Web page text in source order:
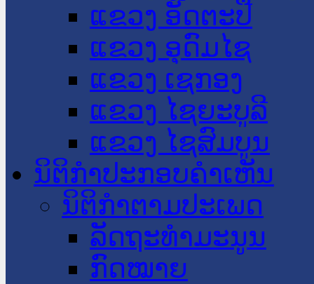
ແຂວງ ອັດຕະປື
ແຂວງ ອຸດົມໄຊ
ແຂວງ ເຊກອງ
ແຂວງ ໄຊຍະບູລີ
ແຂວງ ໄຊສົມບູນ
ນິຕິກໍາປະກອບຄໍາເຫັນ
ນິຕິກໍາຕາມປະເພດ
ລັດຖະທໍາມະນູນ
ກົດໝາຍ